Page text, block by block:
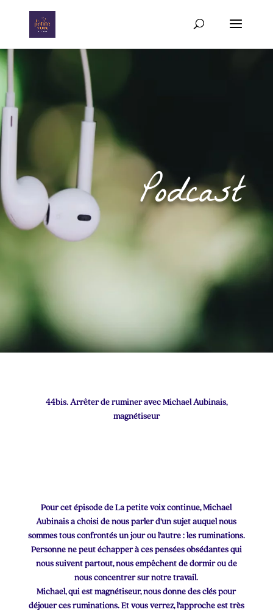
Podcast
44bis. Arrêter de ruminer avec Michael Aubinais,
magnétiseur
Pour cet épisode de La petite voix continue, Michael
Aubinais a choisi de nous parler d’un sujet auquel nous
sommes tous confrontés un jour ou l’autre : les ruminations.
Personne ne peut échapper à ces pensées obsédantes qui
nous suivent partout, nous empêchent de dormir ou de
nous concentrer sur notre travail.
Michael, qui est magnétiseur, nous donne des clés pour
déjouer ces ruminations. Et vous verrez, l’approche est très